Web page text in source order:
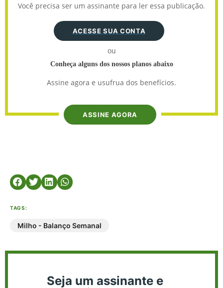
Você precisa ser um assinante para ler essa publicação.
ACESSE SUA CONTA
ou
Conheça alguns dos nossos planos abaixo
Assine agora e usufrua dos benefícios.
ASSINE AGORA
TAGS:
Milho - Balanço Semanal
Seja um assinante e